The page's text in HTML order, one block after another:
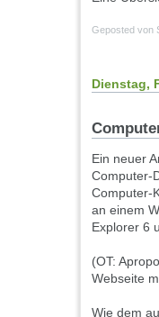
Geposted von
Dienstag,
Ein neuer
Computer-
Computer-
an einem
Explorer 6
(OT:
Webseite
Wie dem